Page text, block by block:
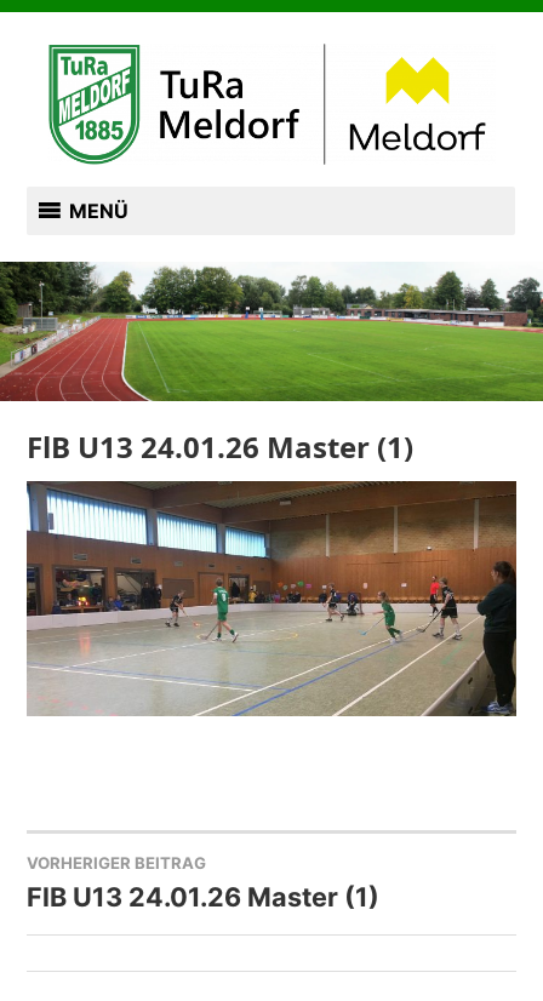
Zum
Inhalt
springen
MENÜ
FlB U13 24.01.26 Master (1)
BEITRAGSNAVIGATION
VORHERIGER BEITRAG
FlB U13 24.01.26 Master (1)